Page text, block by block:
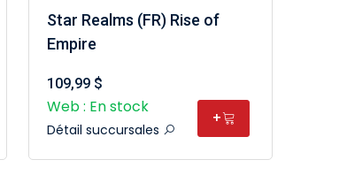
Star Realms (FR) Rise of
Empire
109,99 $
Web : En stock
Détail succursales
+